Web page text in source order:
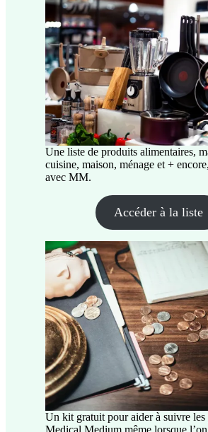
Une liste de produits alimentaires,
cuisine, maison, ménage et +
avec MM.
Accéder à la liste
Un kit gratuit pour aider à suivre les
Medical Medium même lorsque